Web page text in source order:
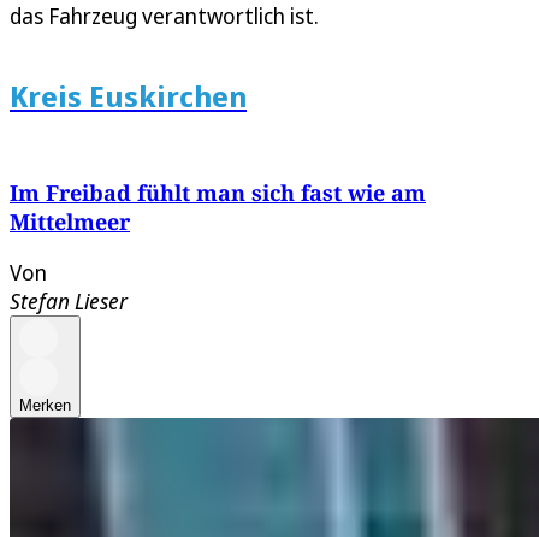
das Fahrzeug verantwortlich ist.
Kreis Euskirchen
Im Freibad fühlt man sich fast wie am
Mittelmeer
Von
Stefan Lieser
Merken